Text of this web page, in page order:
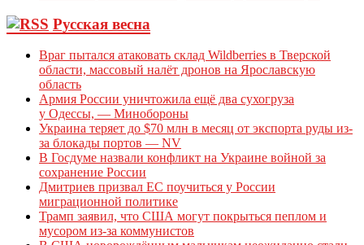
Русская весна
Враг пытался атаковать склад Wildberries в Тверской
области, массовый налёт дронов на Ярославскую
область
Армия России уничтожила ещё два сухогруза
у Одессы, — Минобороны
Украина теряет до $70 млн в месяц от экспорта руды из-
за блокады портов — NV
В Госдуме назвали конфликт на Украине войной за
сохранение России
Дмитриев призвал ЕС поучиться у России
миграционной политике
Трамп заявил, что США могут покрыться пеплом и
мусором из-за коммунистов